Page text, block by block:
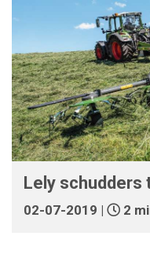
Lely schudders
02-07-2019 | 2